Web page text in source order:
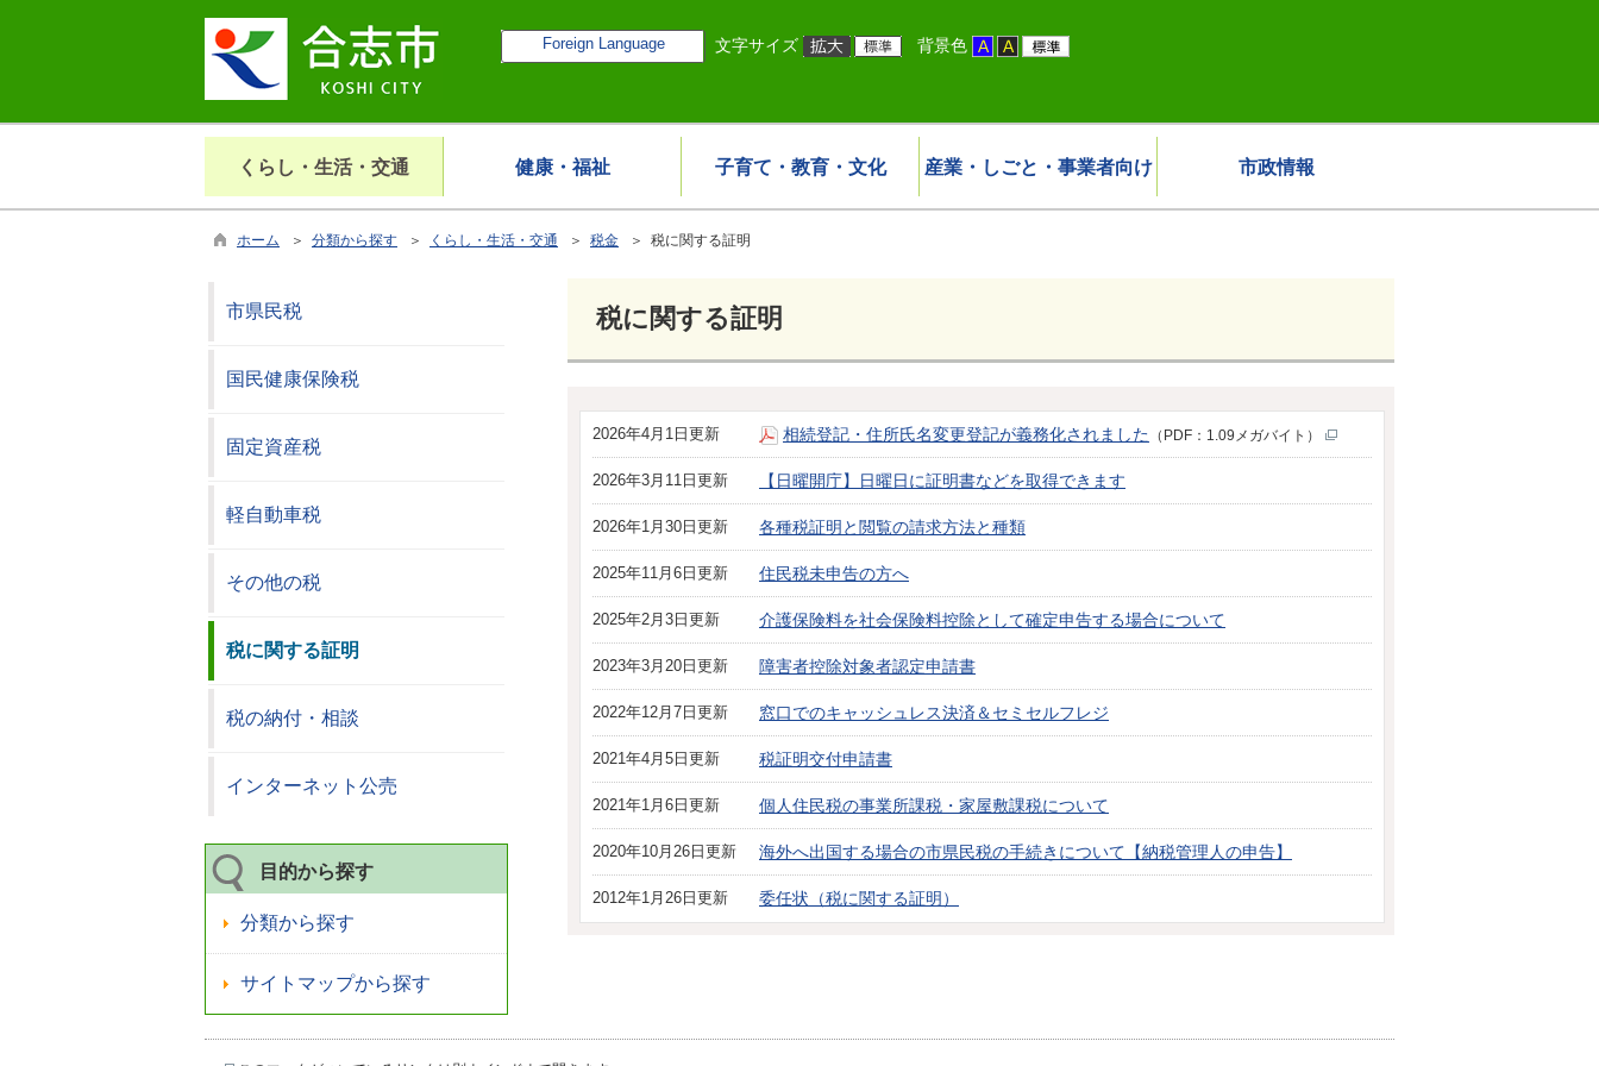
Foreign Language 文字サイズ 背景色
くらし・生活・交通 健康・福祉 子育て・教育・文化 産業・しごと・事業者向け 市政情報
ホーム ＞ 分類から探す ＞ くらし・生活・交通 ＞ 税金 ＞ 税に関する証明
税に関する証明
2026年4月1日更新 相続登記・住所氏名変更登記が義務化されました （PDF：1.09メガバイト）
2026年3月11日更新 【日曜開庁】日曜日に証明書などを取得できます
2026年1月30日更新 各種税証明と閲覧の請求方法と種類
2025年11月6日更新 住民税未申告の方へ
2025年2月3日更新 介護保険料を社会保険料控除として確定申告する場合について
2023年3月20日更新 障害者控除対象者認定申請書
2022年12月7日更新 窓口でのキャッシュレス決済＆セミセルフレジ
2021年4月5日更新 税証明交付申請書
2021年1月6日更新 個人住民税の事業所課税・家屋敷課税について
2020年10月26日更新 海外へ出国する場合の市県民税の手続きについて【納税管理人の申告】
2012年1月26日更新 委任状（税に関する証明）
市県民税
国民健康保険税
固定資産税
軽自動車税
その他の税
税に関する証明
税の納付・相談
インターネット公売
目的から探す
分類から探す
サイトマップから探す